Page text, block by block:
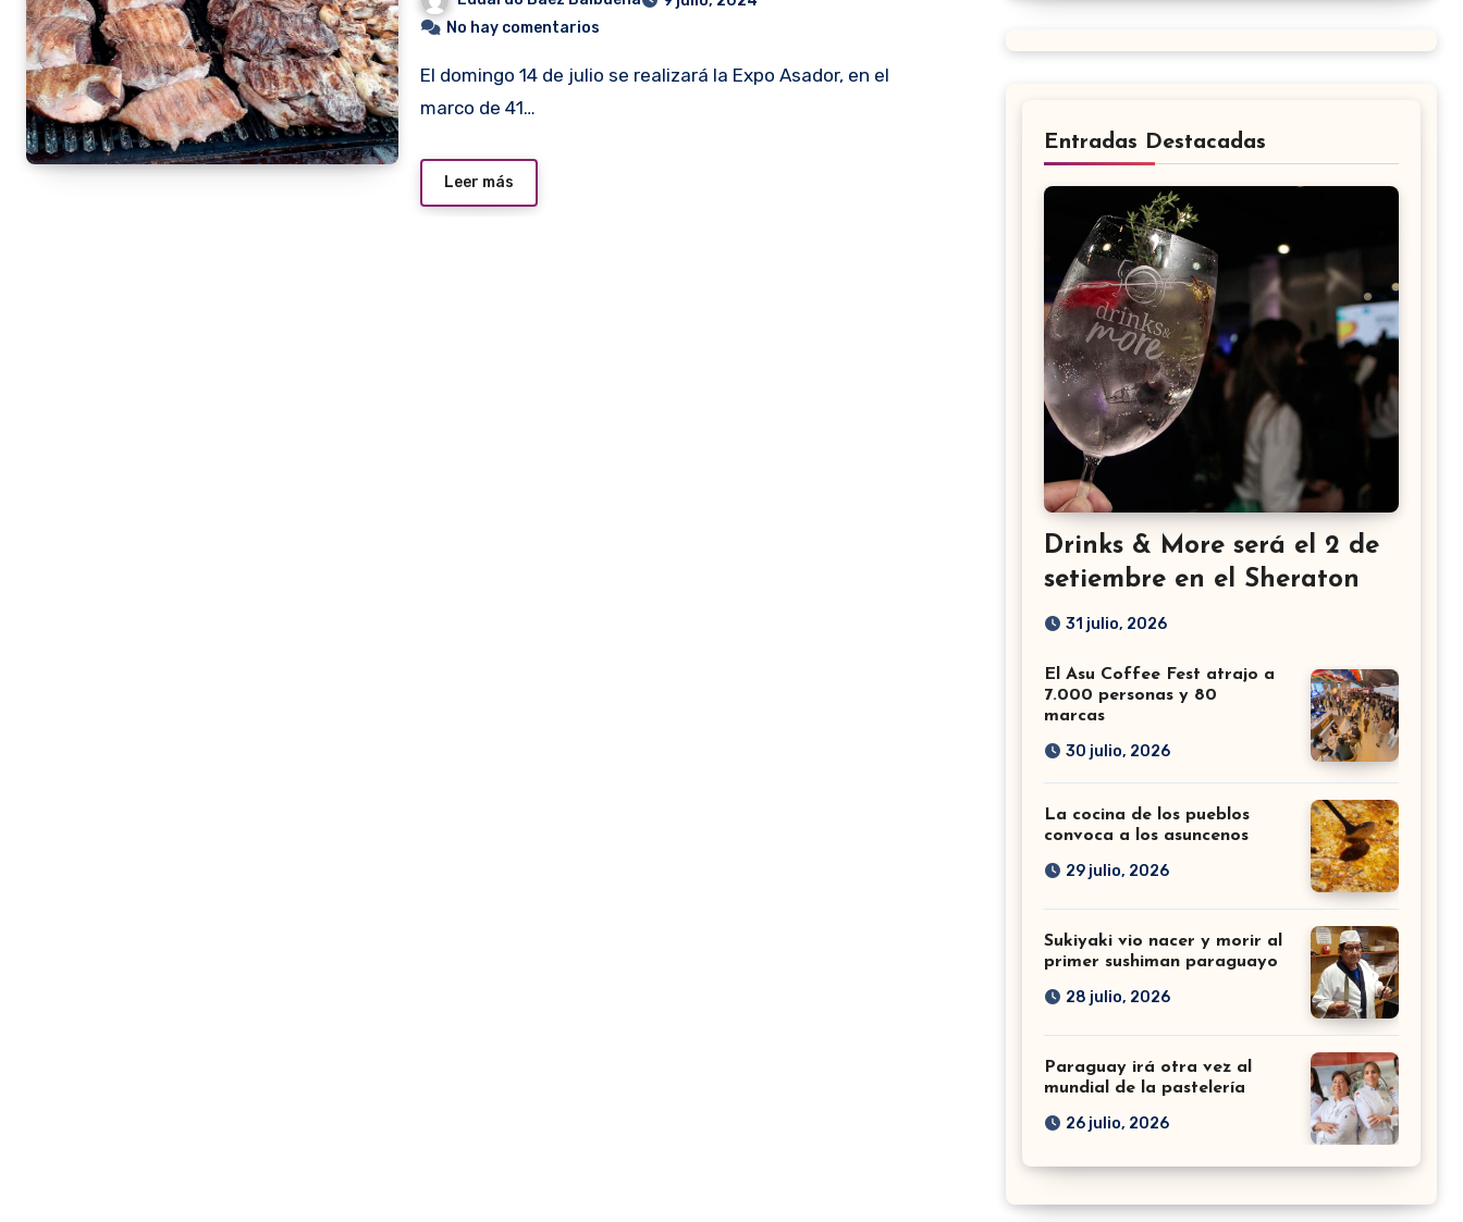
No hay comentarios
El domingo 14 de julio se realizará la Expo Asador, en el
marco de 41…
Leer más
Entradas Destacadas
Drinks & More será el 2 de
setiembre en el Sheraton
31 julio, 2026
El Asu Coffee Fest atrajo a
7.000 personas y 80
marcas
30 julio, 2026
La cocina de los pueblos
convoca a los asuncenos
29 julio, 2026
Sukiyaki vio nacer y morir al
primer sushiman paraguayo
28 julio, 2026
Paraguay irá otra vez al
mundial de la pastelería
26 julio, 2026